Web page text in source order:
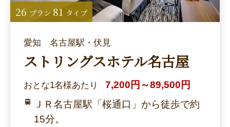
愛知 名古屋駅・伏見
ストリングスホテル名古屋
おとな1名様あたり
7,200円～89,500円
ＪＲ名古屋駅「桜通口」から徒歩で約
15分。
26 プラン 81 タイプ